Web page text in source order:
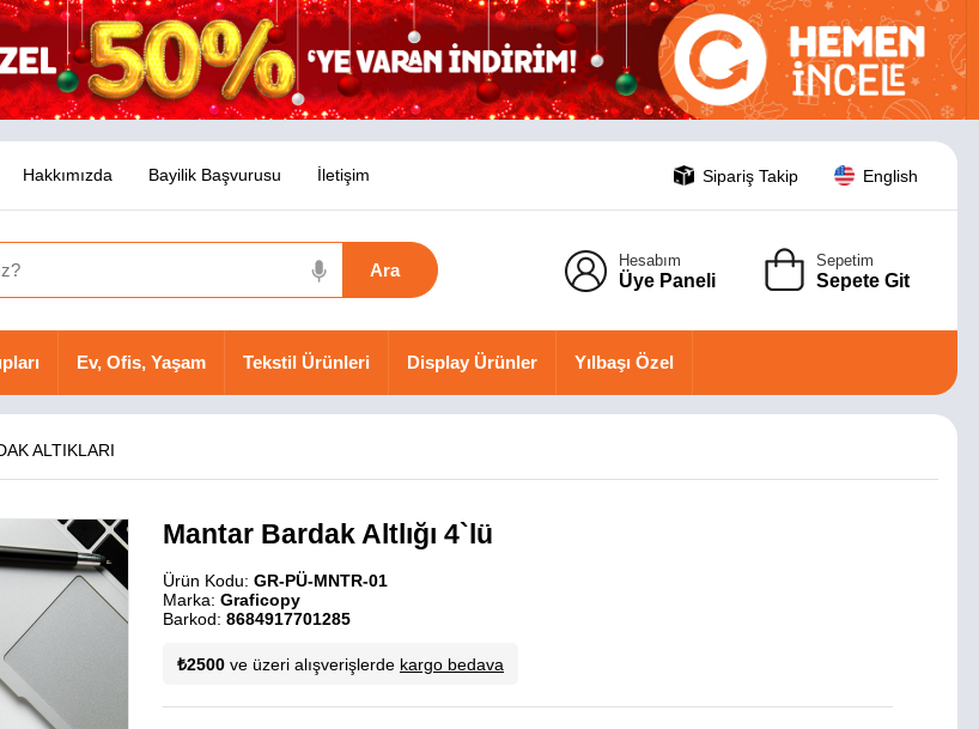
Hakkımızda Bayilik Başvurusu İletişim Sipariş Takip English
Hesabım
Üye Paneli
Sepetim
Sepete Git
Ev, Ofis, Yaşam Tekstil Ürünleri Display Ürünler Yılbaşı Özel
ALTIKLARI
Mantar Bardak Altlığı 4`lü
Ürün Kodu: GR-PÜ-MNTR-01
Marka: Graficopy
Barkod: 8684917701285
₺2500 ve üzeri alışverişlerde kargo bedava